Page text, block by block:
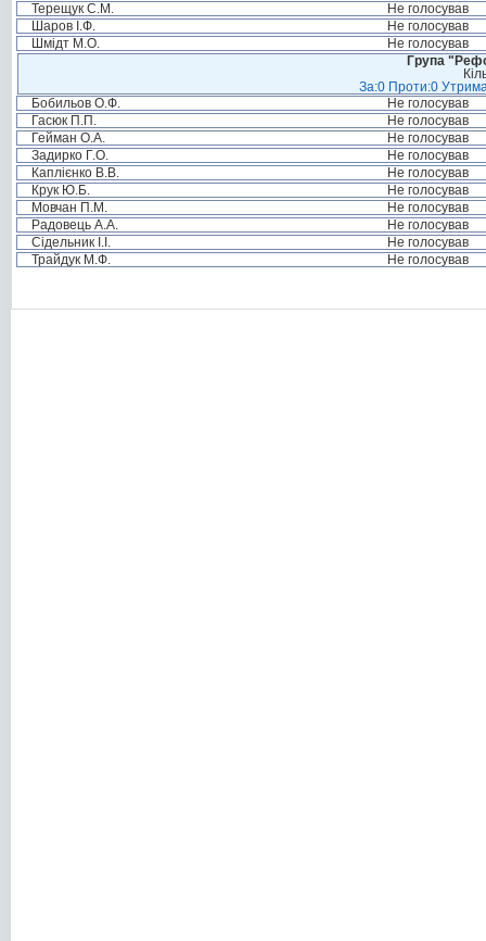
Терещук С.М.
Не голосував
Шаров І.Ф.
Не голосував
Шмідт М.О.
Не голосував
Група
За:0 Проти:0
Бобильов О.Ф.
Не голосував
Гасюк П.П.
Не голосував
Гейман О.А.
Не голосував
Задирко Г.О.
Не голосував
Каплієнко В.В.
Не голосував
Крук Ю.Б.
Не голосував
Мовчан П.М.
Не голосував
Радовець А.А.
Не голосував
Сідельник І.І.
Не голосував
Трайдук М.Ф.
Не голосував